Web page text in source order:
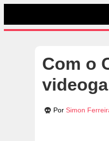
Com o
Por Simon